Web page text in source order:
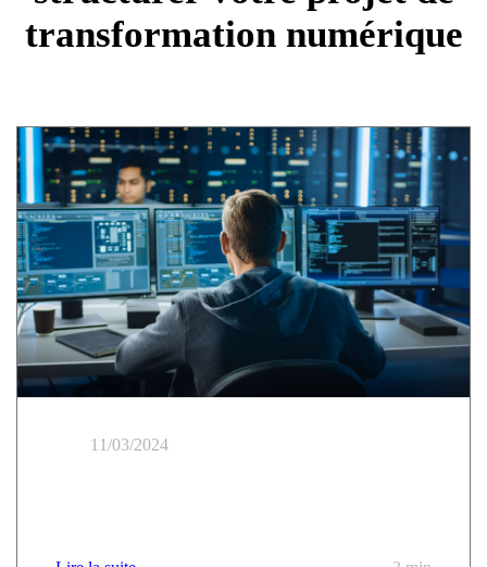
transformation numérique
11/03/2024